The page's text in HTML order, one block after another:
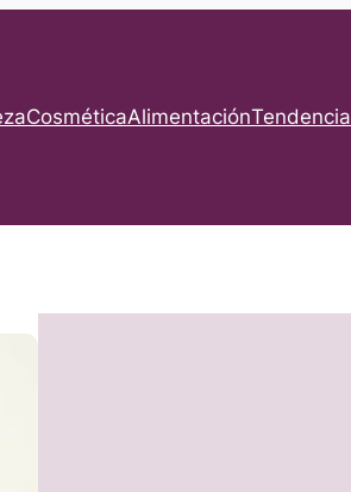
CosméticaAlimentaciónTendencia